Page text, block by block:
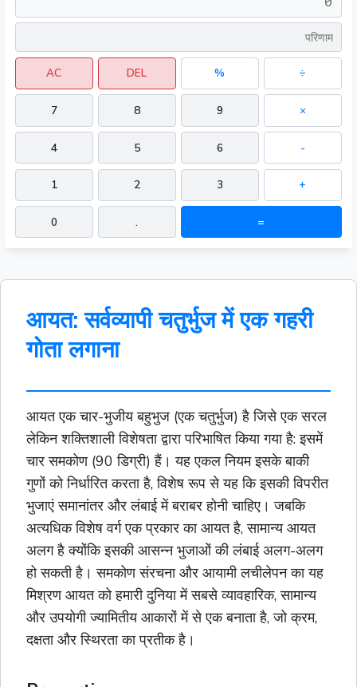
AC DEL % ÷
7 8 9 ×
4 5 6 -
1 2 3 +
0 . =
आयत: सर्वव्यापी चतुर्भुज में एक गहरी
गोता लगाना
आयत एक चार-भुजीयबहुभुज (एक चतुर्भुज) है जिसे एक सरल
लेकिन शक्तिशाली विशेषता द्वारा परिभाषित किया गया है: इसमें
चार समकोण (90 डिग्री) हैं। यह एकल नियम इसके बाकी
गुणों को निर्धारित करता है, विशेष रूप से यह कि इसकी विपरीत
भुजाएं समानांतर और लंबाई में बराबर होनी चाहिए। जबकि
अत्यधिक विशेषवर्गएक प्रकार का आयत है, सामान्य आयत
अलग है क्योंकि इसकी आसन्न भुजाओं की लंबाई अलग-अलग
हो सकती है। समकोण संरचना और आयामी लचीलेपन का यह
मिश्रण आयत को हमारी दुनिया में सबसे व्यावहारिक, सामान्य
और उपयोगी ज्यामितीय आकारों में से एक बनाता है, जो क्रम,
दक्षता और स्थिरता का प्रतीक है।